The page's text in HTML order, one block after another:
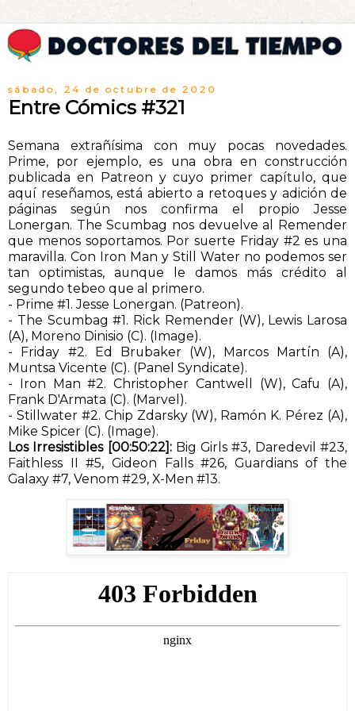
sábado, 24 de octubre de 2020
Entre Cómics #321
Semana extrañísima con muy pocas novedades.
Prime, por ejemplo, es una obra en construcción
publicada en Patreon y cuyo primer capítulo, que
aquí reseñamos, está abierto a retoques y adición de
páginas según nos confirma el propio Jesse
Lonergan. The Scumbag nos devuelve al Remender
que menos soportamos. Por suerte Friday #2 es una
maravilla. Con Iron Man y Still Water no podemos ser
tan optimistas, aunque le damos más crédito al
segundo tebeo que al primero.
- Prime #1. Jesse Lonergan. (Patreon).
- The Scumbag #1. Rick Remender (W), Lewis Larosa
(A), Moreno Dinisio (C). (Image).
- Friday #2. Ed Brubaker (W), Marcos Martín (A),
Muntsa Vicente (C). (Panel Syndicate).
- Iron Man #2. Christopher Cantwell (W), Cafu (A),
Frank D'Armata (C). (Marvel).
- Stillwater #2. Chip Zdarsky (W), Ramón K. Pérez (A),
Mike Spicer (C). (Image).
Los Irresistibles [00:50:22]: Big Girls #3, Daredevil #23,
Faithless II #5, Gideon Falls #26, Guardians of the
Galaxy #7, Venom #29, X-Men #13.